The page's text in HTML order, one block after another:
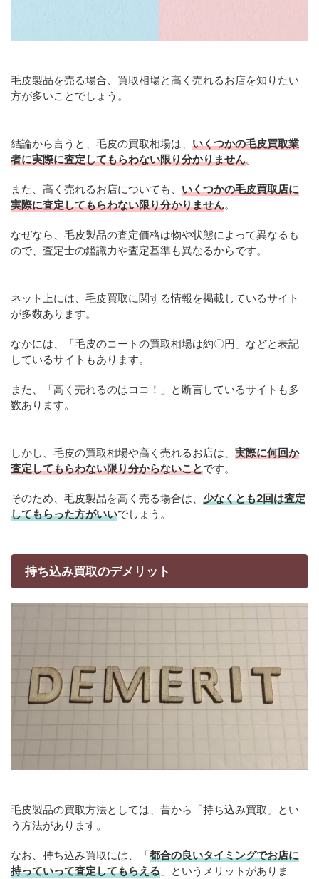
毛皮製品を売る場合、買取相場と高く売れるお店を知りたい
方が多いことでしょう。
結論から言うと、毛皮の買取相場は、 いくつかの毛皮買取業
者に実際に査定してもらわない限り分かりません。
また、高く売れるお店についても、 いくつかの毛皮買取店に
実際に査定してもらわない限り分かりません。
なぜなら、毛皮製品の査定価格は物や状態によって異なるも
ので、査定士の鑑識力や査定基準も異なるからです。
ネット上には、毛皮買取に関する情報を掲載しているサイト
が多数あります。
なかには、「毛皮のコートの買取相場は約〇円」などと表記
しているサイトもあります。
また、「高く売れるのはココ！」と断言しているサイトも多
数あります。
しかし、毛皮の買取相場や高く売れるお店は、 実際に何回か
査定してもらわない限り分からないことです。
そのため、毛皮製品を高く売る場合は、 少なくとも2回は査定
してもらった方がいいでしょう。
持ち込み買取のデメリット
毛皮製品の買取方法としては、昔から「持ち込み買取」とい
う方法があります。
なお、持ち込み買取には、「都合の良いタイミングでお店に
持っていって査定してもらえる 」というメリットがありま